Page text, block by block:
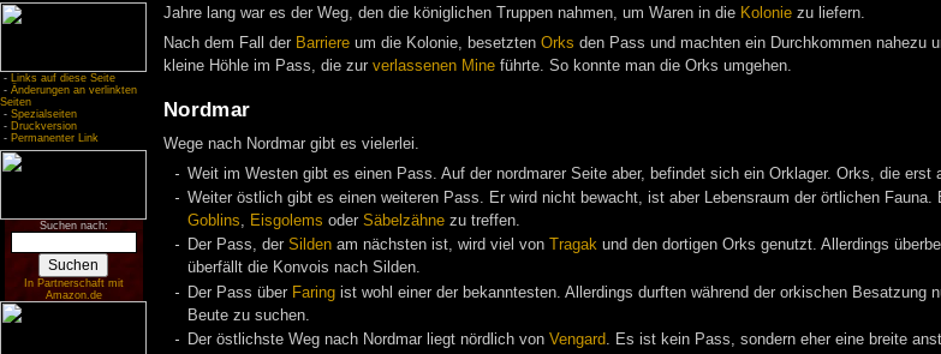
- Links auf diese Seite
- Änderungen an verlinkten
Seiten
- Spezialseiten
- Druckversion
- Permanenter Link
Suchen nach:
In Partnerschaft mit
Amazon.de
Jahre lang war es der Weg, den die königlichen Truppen nahmen, um Waren in die Koloniezu liefern.
Nach dem Fall der Barriereum die Kolonie, besetzten Orks den Pass und machten ein Durchkommen nahezu
kleine Höhle im Pass, die zur verlassenen Mineführte. So konnte man die Orks umgehen.
Nordmar
Wege nach Nordmar gibt es vielerlei.
Weit im Westen gibt es einen Pass. Auf der nordmarer Seite aber, befindet sich ein Orklager. Orks, die erst
Weiter östlich gibt es einen weiteren Pass. Er wird nicht bewacht, ist aber Lebensraum der örtlichen
Goblins, Eisgolems oder Säbelzähne zu treffen.
Der Pass, der Silden am nächsten ist, wird viel von Tragak und den dortigen Orks genutzt. Allerdings
überfällt die Konvois nach Silden.
Der Pass über Faring ist wohl einer der bekanntesten. Allerdings durften während der orkischen Besatzung
Beute zu suchen.
Der östlichste Weg nach Nordmar liegt nördlich von Vengard. Es ist kein Pass, sondern eher eine breite